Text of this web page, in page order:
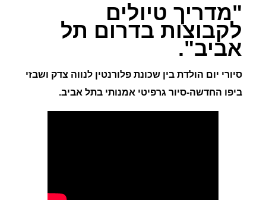
"מדריך טיולים
לקבוצות בדרום תל
אביב".
סיורי יום הולדת בין שכונת פלורנטין לנווה צדק ושבזי
ביפו החדשה-סיור גרפיטי אמנותי בתל אביב.